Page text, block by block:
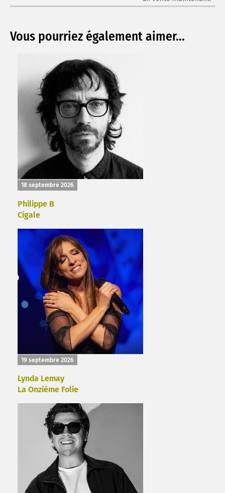
Vous pourriez également aimer...
18 septembre 2026
Philippe B
Cigale
19 septembre 2026
Lynda Lemay
La Onzième Folie